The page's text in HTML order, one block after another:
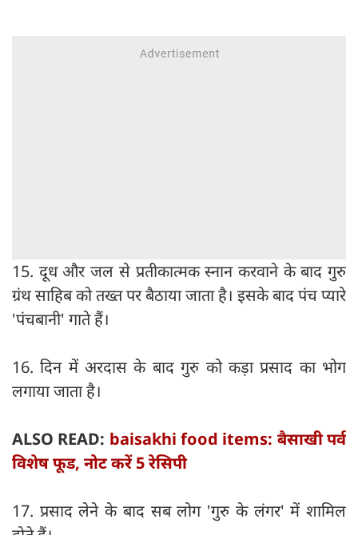
15. दूध और जल से प्रतीकात्मक स्नान करवाने के बाद गुरु
ग्रंथ साहिब को तख्त पर बैठाया जाता है। इसके बाद पंच प्यारे
'पंचबानी' गाते हैं।
16. दिन में अरदास के बाद गुरु को कड़ा प्रसाद का भोग
लगाया जाता है।
ALSO READ: baisakhi food items: बैसाखी पर्व
विशेष फूड, नोट करें 5 रेसिपी
17. प्रसाद लेने के बाद सब लोग 'गुरु के लंगर' में शामिल